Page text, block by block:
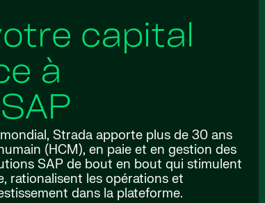
capital
à
Strada apporte plus de 30 ans
(HCM), en paie et en gestion des
SAP de bout en bout qui stimulent
rationalisent les opérations et
dans la plateforme.